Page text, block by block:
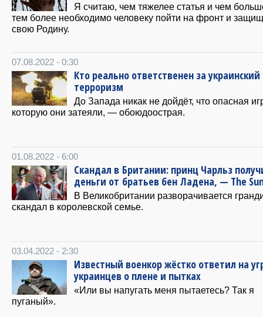
Я считаю, чем тяжелее статья и чем
тем более необходимо человеку пойти на фронт и
свою Родину.
07.08.2022 - 0:30
Кто реально ответственен за украинский
терроризм
До Запада никак не дойдёт, что опасная
которую они затеяли, — обоюдоострая.
01.08.2022 - 6:00
Скандал в Британии: принц Чарльз
деньги от братьев бен Ладена, — The
В Великобритании разворачивается
скандал в королевской семье.
03.04.2022 - 2:30
Известный военкор жёстко ответил на
украинцев о плене и пытках
«Или вы напугать меня пытаетесь? Так я
пуганый».